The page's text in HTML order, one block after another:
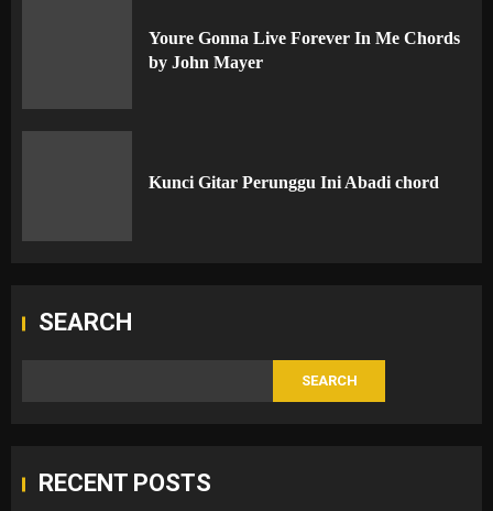
Youre Gonna Live Forever In Me Chords
by John Mayer
Kunci Gitar Perunggu Ini Abadi chord
SEARCH
SEARCH
RECENT POSTS